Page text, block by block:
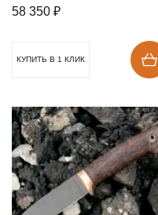
58 350 ₽
КУПИТЬ В 1 КЛИК